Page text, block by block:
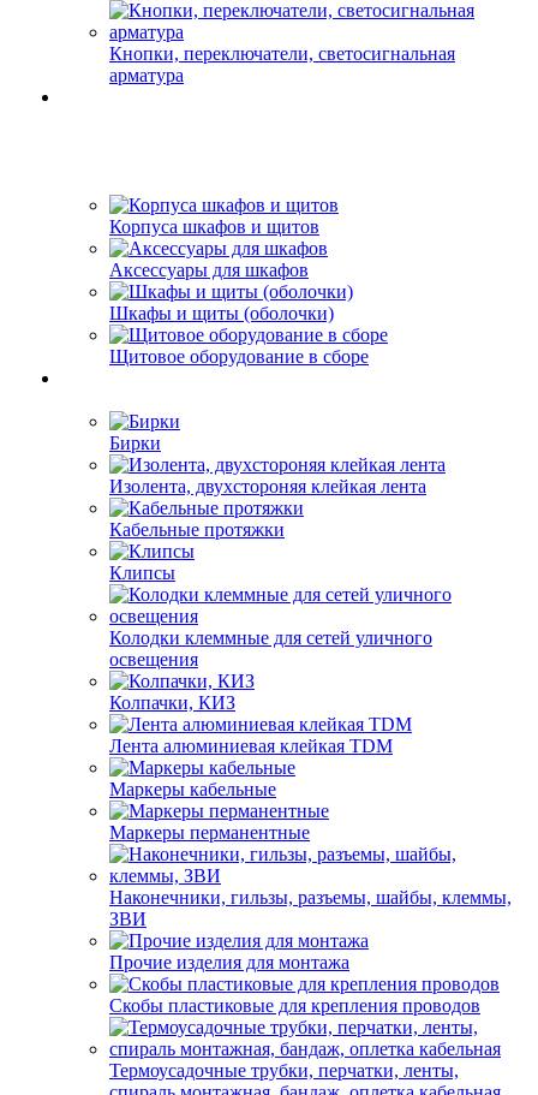
Кнопки, переключатели, светосигнальная
арматура
Корпуса шкафов и щитов
Аксессуары для шкафов
Шкафы и щиты (оболочки)
Щитовое оборудование в сборе
Бирки
Изолента, двухстороняя клейкая лента
Кабельные протяжки
Клипсы
Колодки клеммные для сетей уличного
освещения
Колпачки, КИЗ
Лента алюминиевая клейкая TDM
Маркеры кабельные
Маркеры перманентные
Наконечники, гильзы, разъемы, шайбы, клеммы,
ЗВИ
Прочие изделия для монтажа
Скобы пластиковые для крепления проводов
Термоусадочные трубки, перчатки, ленты,